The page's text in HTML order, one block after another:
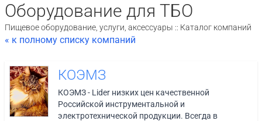
Оборудование для ТБО
Пищевое оборудование, услуги, аксессуары :: Каталог компаний
« к полному списку компаний
КОЭМЗ
КОЭМЗ - Lider низких цен качественной
Российской инструментальной и
электротехнической продукции. Всегда в